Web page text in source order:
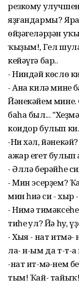
резкому
яҙғандармы?
өйҙәгеләрҙән
ҡыҙым!, Гел
кейәүгә бар..
- Ниндәй көслө
- Ана килә
Йәнекәйем
баһа был...
коидор булып
-Ни хәл,
ажар егет булып
- Әллә берәйһе
- Мин эсерҙем?
мин һиңә си - хыр
- Нимә
тиһең ул? Йә һуң,
- Хыя - нат итмә-
ла- н-ым да т-т-
-нат ит-мә-нем
тым! Ҡай- тайыҡ!